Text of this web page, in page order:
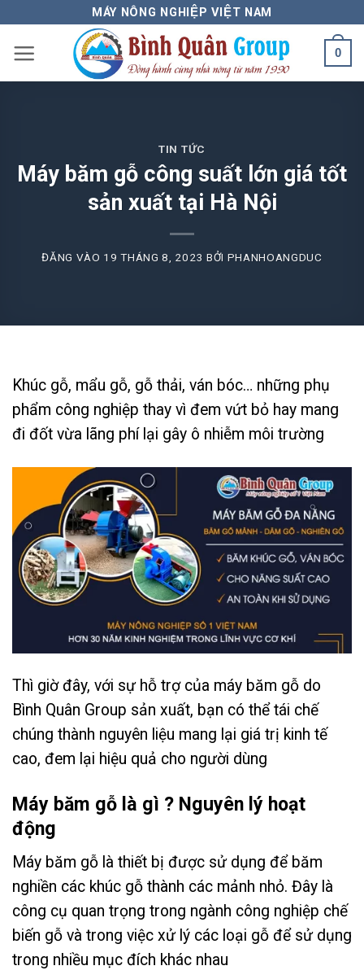
nội
dung
MÁY NÔNG NGHIỆP VIỆT NAM
0
TIN TỨC
Máy băm gỗ công suất lớn giá tốt
sản xuất tại Hà Nội
ĐĂNG VÀO 19 THÁNG 8, 2023 BỞI PHANHOANGDUC
Khúc gỗ, mẩu gỗ, gỗ thải, ván bóc… những phụ
phẩm công nghiệp thay vì đem vứt bỏ hay mang
đi đốt vừa lãng phí lại gây ô nhiễm môi trường
Thì giờ đây, với sự hỗ trợ của máy băm gỗ do
Bình Quân Group sản xuất, bạn có thể tái chế
chúng thành nguyên liệu mang lại giá trị kinh tế
cao, đem lại hiệu quả cho người dùng
Máy băm gỗ là gì ? Nguyên lý hoạt
động
Máy băm gỗ là thiết bị được sử dụng để băm
nghiền các khúc gỗ thành các mảnh nhỏ. Đây là
công cụ quan trọng trong ngành công nghiệp chế
biến gỗ và trong việc xử lý các loại gỗ để sử dụng
trong nhiều mục đích khác nhau